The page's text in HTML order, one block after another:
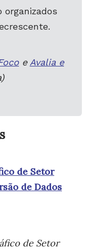
organizados
e Avalia e
de Setor
de Dados
de Setor